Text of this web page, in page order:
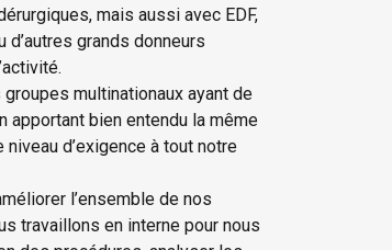
mais aussi avec EDF,
grands donneurs
multinationaux ayant de
apportant bien entendu la même
d’exigence à tout notre
l’ensemble de nos
travaillons en interne pour nous